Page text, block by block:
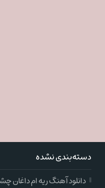
دسته‌بندی نشده
دانلود آهنگ ریه ام داغان